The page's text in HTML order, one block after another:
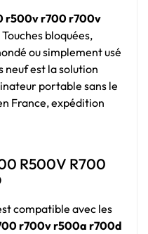
r500v r700 r700v
bloquées,
ou simplement usé
neuf est la solution
portable sans le
France, expédition
R500V R700
compatible avec les
r700v r500a r700d